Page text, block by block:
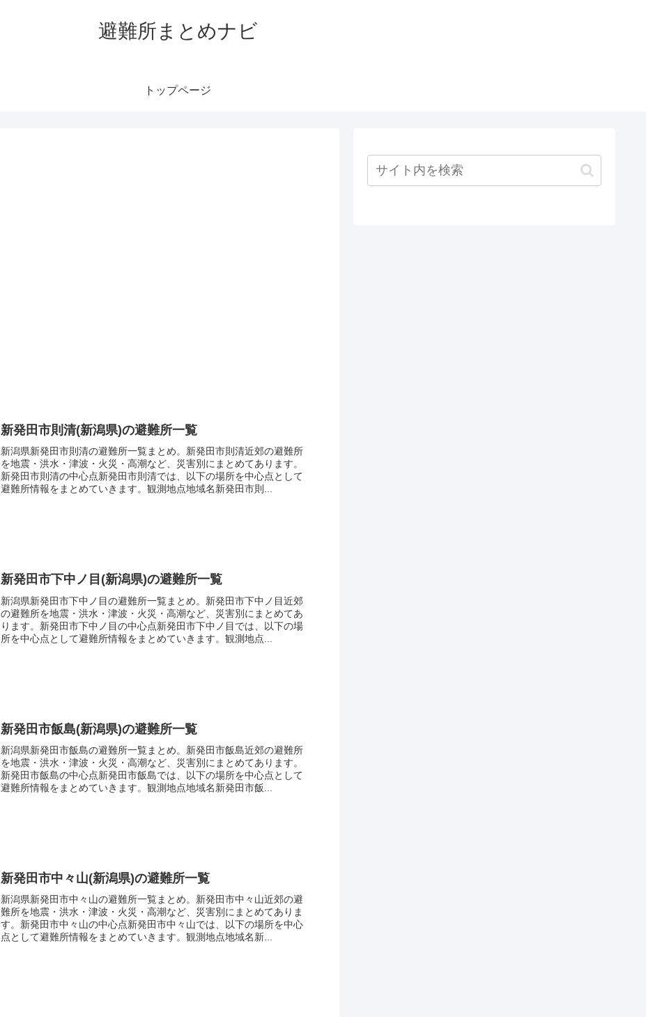
避難所まとめナビ
トップページ
新発田市則清(新潟県)の避難所一覧
新潟県新発田市則清の避難所一覧まとめ。新発田市則清近郊の避難所
を地震・洪水・津波・火災・高潮など、災害別にまとめてあります。
新発田市則清の中心点新発田市則清では、以下の場所を中心点として
避難所情報をまとめていきます。観測地点地域名新発田市則...
新発田市下中ノ目(新潟県)の避難所一覧
新潟県新発田市下中ノ目の避難所一覧まとめ。新発田市下中ノ目近郊
の避難所を地震・洪水・津波・火災・高潮など、災害別にまとめてあ
ります。新発田市下中ノ目の中心点新発田市下中ノ目では、以下の場
所を中心点として避難所情報をまとめていきます。観測地点...
新発田市飯島(新潟県)の避難所一覧
新潟県新発田市飯島の避難所一覧まとめ。新発田市飯島近郊の避難所
を地震・洪水・津波・火災・高潮など、災害別にまとめてあります。
新発田市飯島の中心点新発田市飯島では、以下の場所を中心点として
避難所情報をまとめていきます。観測地点地域名新発田市飯...
新発田市中々山(新潟県)の避難所一覧
新潟県新発田市中々山の避難所一覧まとめ。新発田市中々山近郊の避
難所を地震・洪水・津波・火災・高潮など、災害別にまとめてありま
す。新発田市中々山の中心点新発田市中々山では、以下の場所を中心
点として避難所情報をまとめていきます。観測地点地域名新...